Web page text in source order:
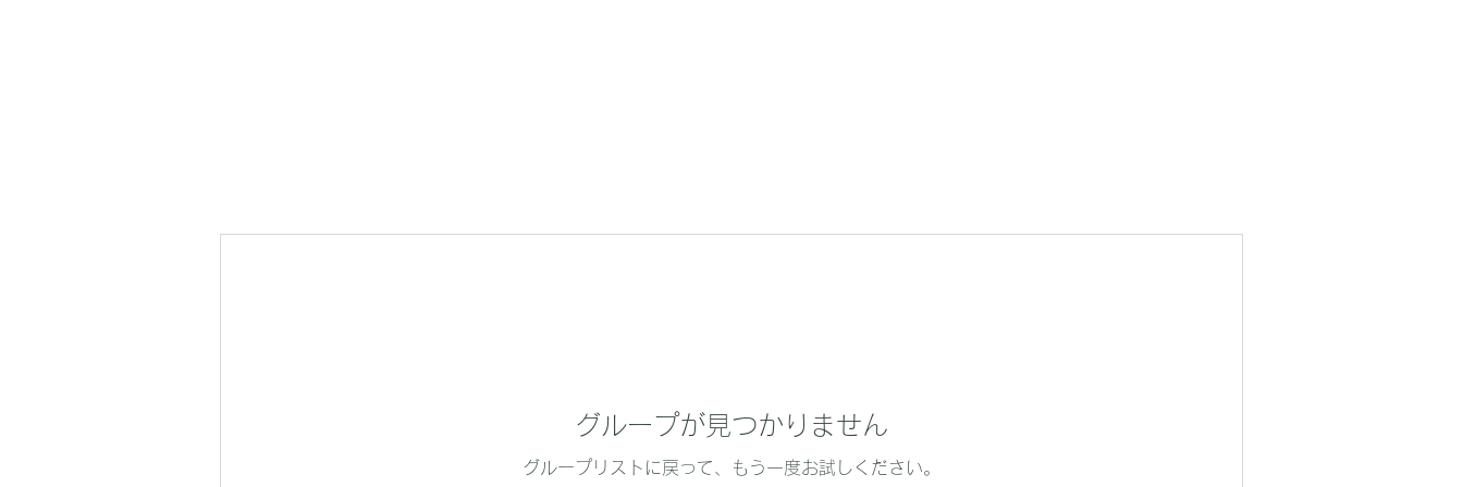
グループが見つかりません
グループリストに戻って、もう一度お試しください。